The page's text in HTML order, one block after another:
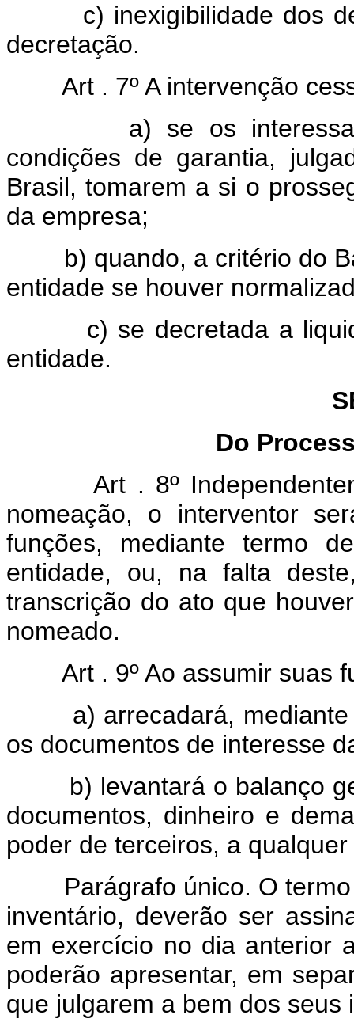
c) inexigibilidade dos
decretação.
Art . 7º A intervenção
a) se os interessados,
condições de garantia,
Brasil, tomarem a si o
da empresa;
b) quando, a critério do
entidade se houver
c) se decretada a
entidade.
Do
Art . 8º
nomeação, o interventor
funções, mediante termo
entidade, ou, na falta
transcrição do ato que
nomeado.
Art . 9º Ao assumir suas
a) arrecadará, mediante
os documentos de interesse
b) levantará o balanço
documentos, dinheiro e
poder de terceiros, a
Parágrafo único. O termo
inventário, deverão ser
em exercício no dia anterior
poderão apresentar, em
que julgarem a bem dos seus